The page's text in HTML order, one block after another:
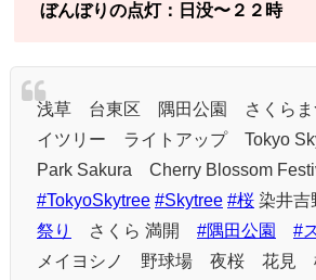
ぼんぼりの点灯：日没〜２２時
浅草 台東区 隅田公園 さくらま
イツリー ライトアップ Tokyo
Park Sakura Cherry Blossom
#TokyoSkytree #Skytree #桜 染井
祭り
さくら 満開 #隅田公園 #
メイヨシノ 野球場 夜桜 花見